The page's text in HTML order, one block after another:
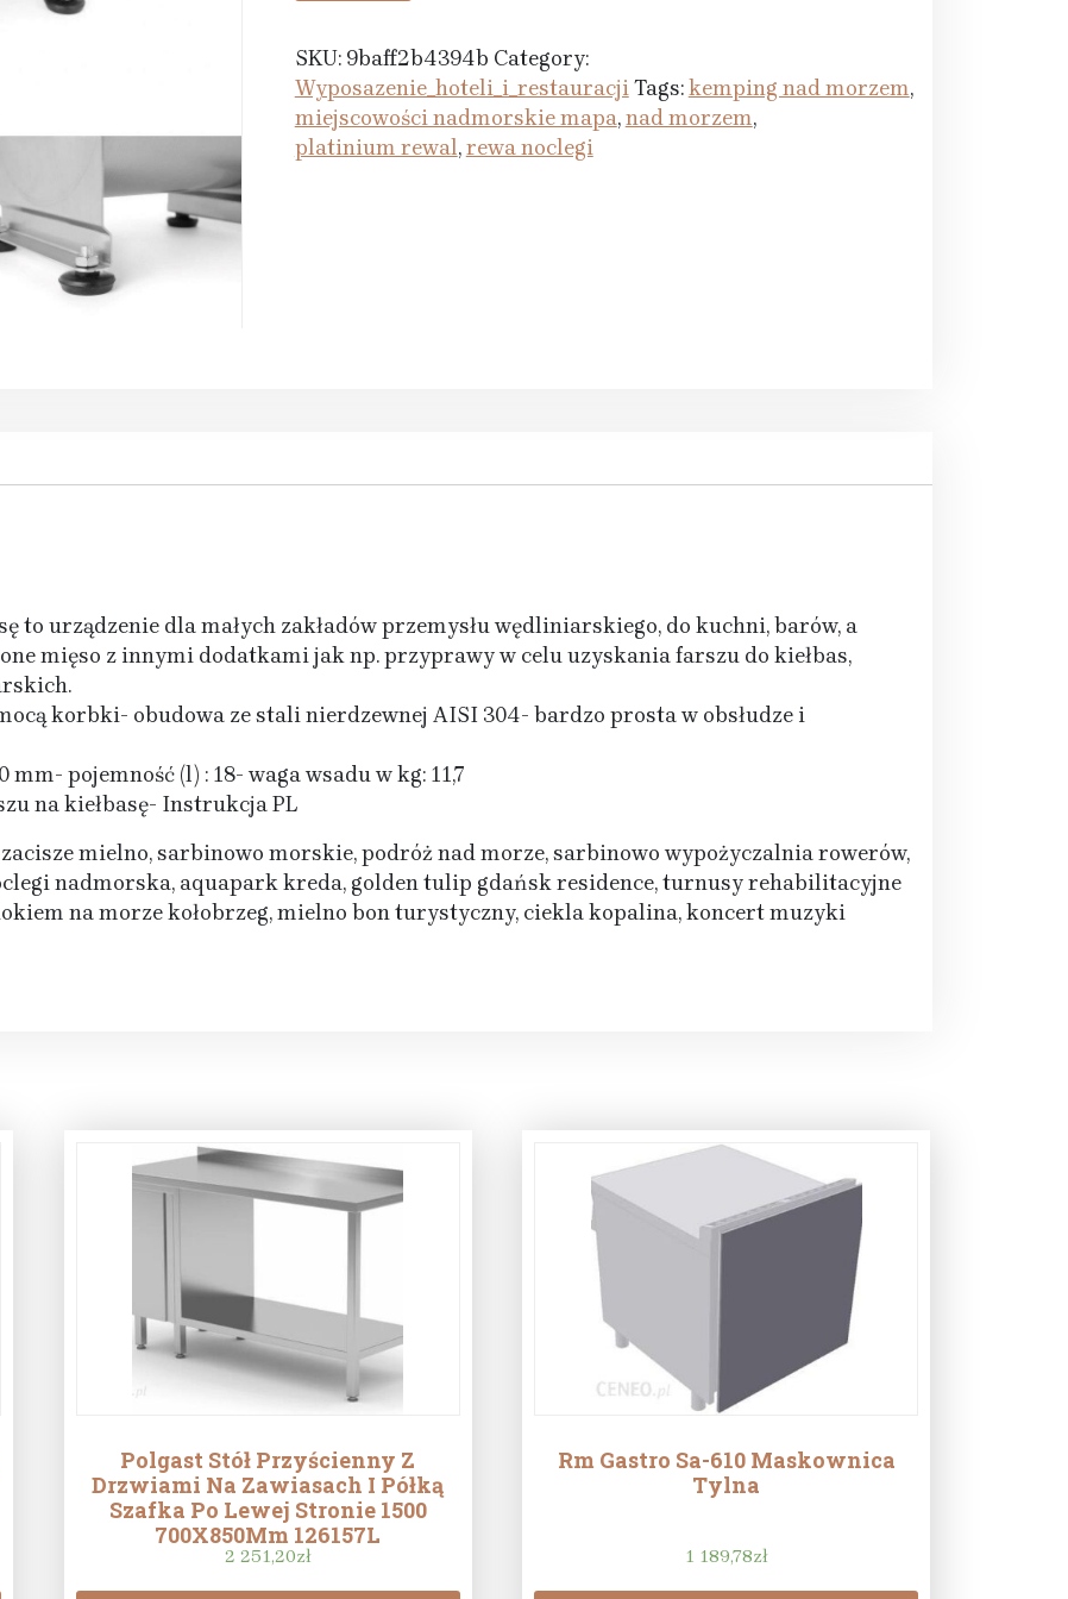
SKU: 9baff2b4394b Category:
Wyposazenie_hoteli_i_restauracjiTags:kemping nad morzem,
miejscowości nadmorskie mapa,nad morzem,
platinium rewal,rewa noclegi
to urządzenie dla małych zakładów przemysłu wędliniarskiego, do kuchni, barów, a
mięso z innymi dodatkami jak np. przyprawy w celu uzyskania farszu do kiełbas,
korbki- obudowa ze stali nierdzewnej AISI 304- bardzo prosta w obsłudze i
pojemność (l) : 18- waga wsadu w kg: 11,7
na kiełbasę- Instrukcja PL
mielno, sarbinowo morskie, podróż nad morze, sarbinowo wypożyczalnia rowerów,
nadmorska, aquapark kreda, golden tulip gdańsk residence, turnusy rehabilitacyjne
na morze kołobrzeg, mielno bon turystyczny, ciekla kopalina, koncert muzyki
Polgast Stół Przyścienny Z
Drzwiami Na Zawiasach I Półką
Szafka Po Lewej Stronie 1500
700X850Mm 126157L
2 251,20zł
Rm Gastro Sa-610 Maskownica
Tylna
1 189,78zł